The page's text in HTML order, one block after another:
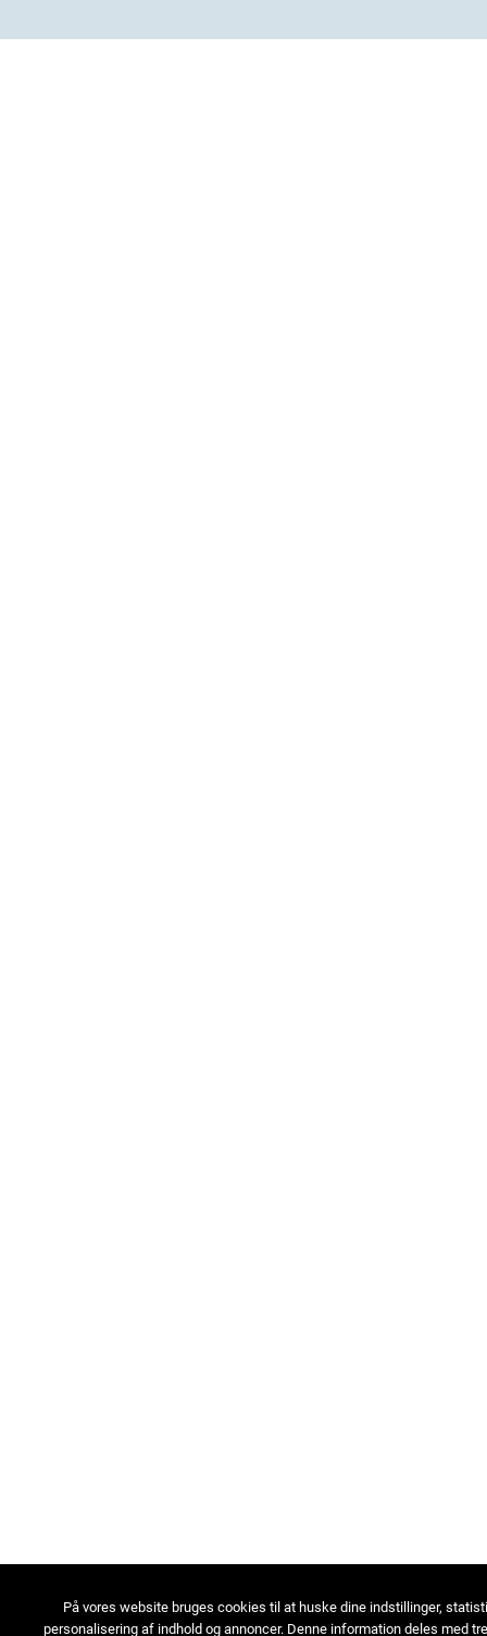
På vores website bruges cookies til at huske dine indstillinger,
personalisering af indhold og annoncer. Denne information deles med